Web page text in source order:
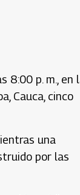
8:00 p. m., en
Cauca, cinco
una
por las